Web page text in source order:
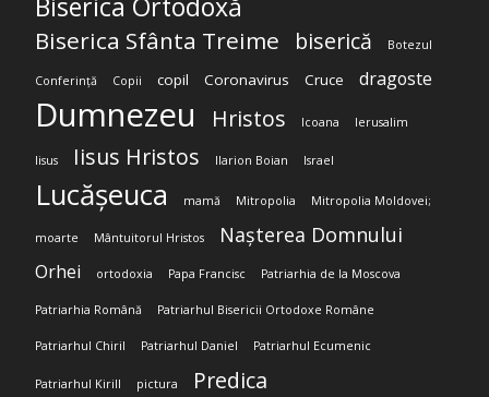
Biserica Sfânta Treime biserică Botezul
Conferință Copii copil Coronavirus Cruce dragoste
Dumnezeu Hristos Icoana Ierusalim
Iisus Iisus Hristos Ilarion Boian Israel
Lucășeuca mamă Mitropolia Mitropolia Moldovei;
moarte Mântuitorul Hristos Nașterea Domnului
Orhei ortodoxia Papa Francisc Patriarhia de la Moscova
Patriarhia Română Patriarhul Bisericii Ortodoxe Române
Patriarhul Chiril Patriarhul Daniel Patriarhul Ecumenic
Patriarhul Kirill pictura Predica